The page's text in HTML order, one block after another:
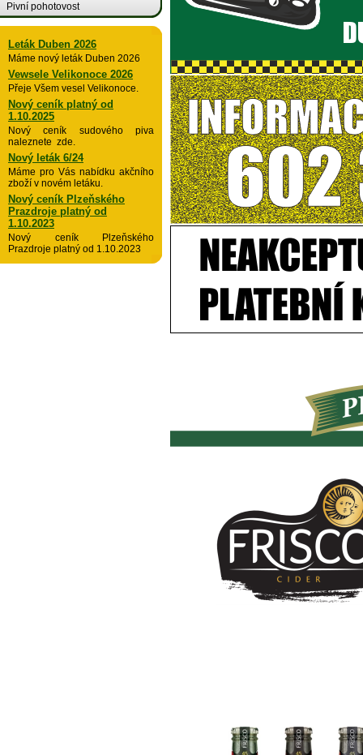
Pivní pohotovost
Leták Duben 2026
Máme nový leták Duben 2026
Vewsele Velikonoce 2026
Přeje Všem vesel Velikonoce.
Nový ceník platný od
1.10.2025
Nový ceník sudového piva
naleznete zde.
Nový leták 6/24
Máme pro Vás nabídku akčního
zboží v novém letáku.
Nový ceník Plzeňského
Prazdroje platný od
1.10.2023
Nový ceník Plzeňského
Prazdroje platný od 1.10.2023